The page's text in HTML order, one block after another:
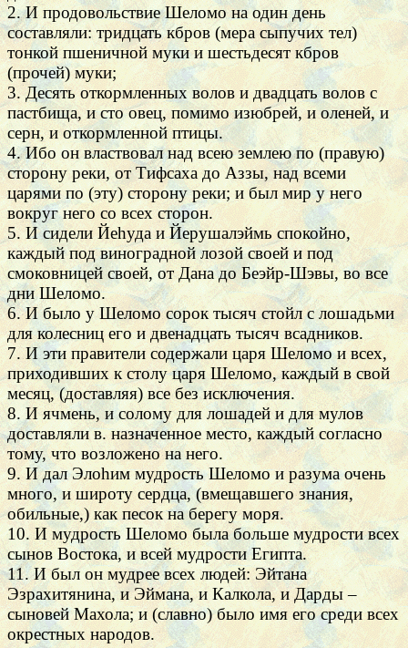
2. И продовольствие Шеломо на один день
составляли: тридцать кбров (мера сыпучих тел)
тонкой пшеничной муки и шестьдесят кбров
(прочей) муки;
3. Десять откормленных волов и двадцать волов с
пастбища, и сто овец, помимо изюбрей, и оленей, и
серн, и откормленной птицы.
4. Ибо он властвовал над всею землею по (правую)
сторону реки, от Тифсаха до Аззы, над всеми
царями по (эту) сторону реки; и был мир у него
вокруг него со всех сторон.
5. И сидели Йеhуда и Йерушалэймь спокойно,
каждый под виноградной лозой своей и под
смоковницей своей, от Дана до Беэйр-Шэвы, во все
дни Шеломо.
6. И было у Шеломо сорок тысяч стойл с лошадьми
для колесниц его и двенадцать тысяч всадников.
7. И эти правители содержали царя Шеломо и всех,
приходивших к столу царя Шеломо, каждый в свой
месяц, (доставляя) все без исключения.
8. И ячмень, и солому для лошадей и для мулов
доставляли в. назначенное место, каждый согласно
тому, что возложено на него.
9. И дал Элоhим мудрость Шеломо и разума очень
много, и широту сердца, (вмещавшего знания,
обильные,) как песок на берегу моря.
10. И мудрость Шеломо была больше мудрости всех
сынов Востока, и всей мудрости Египта.
11. И был он мудрее всех людей: Эйтана
Эзрахитянина, и Эймана, и Калкола, и Дарды –
сыновей Махола; и (славно) было имя его среди всех
окрестных народов.